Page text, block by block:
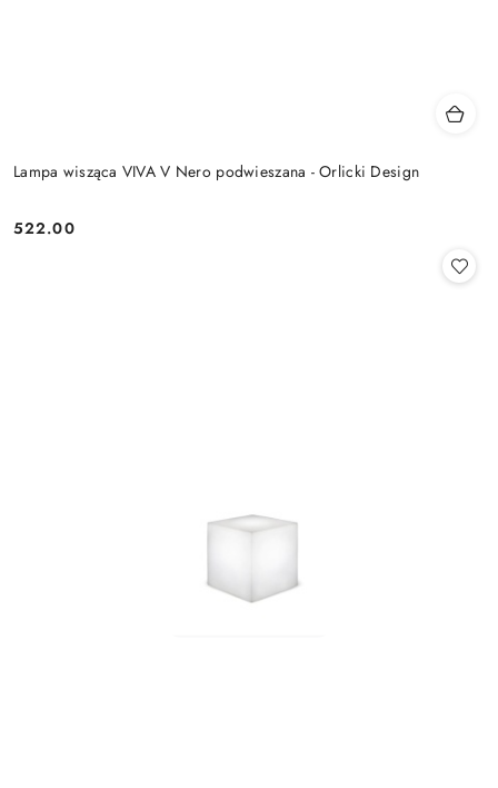
Lampa wisząca VIVA V Nero podwieszana - Orlicki Design
Cena:
522.00